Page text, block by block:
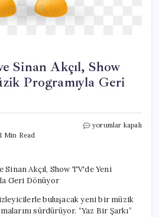
Sinan Akçıl, Show
Programıyla Geri
1 Min Read
Demet
Akçıl,
Show
Yeni
Müzik
Programıyla
yorumlar kapalı
buluşacak yeni bir müzik
sürdürüyor. “Yaz Bir Şarkı”